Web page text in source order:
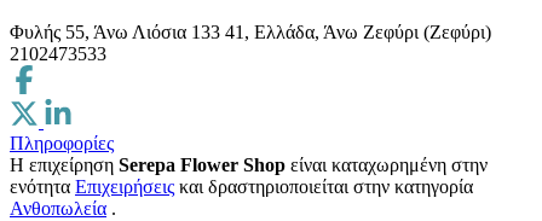
Φυλής 55, Άνω Λιόσια 133 41, Ελλάδα, Άνω Ζεφύρι (Ζεφύρι)
2102473533
Πληροφορίες
Η επιχείρηση Serepa Flower Shop είναι καταχωρημένη στην
ενότητα Επιχειρήσεις και δραστηριοποιείται στην κατηγορία
Ανθοπωλεία .